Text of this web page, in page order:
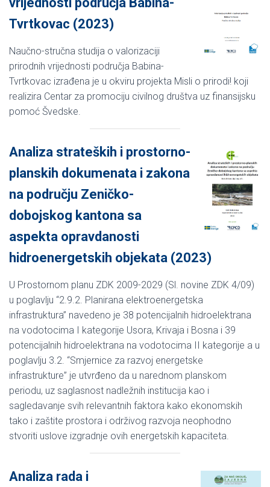
Tvrtkovac (2023)
Naučno-stručna studija o valorizaciji
prirodnih vrijednosti područja Babina-
Tvrtkovac izrađena je u okviru projekta Misli o prirodi! koji
realizira Centar za promociju civilnog društva uz finansijsku
pomoć Švedske.
Analiza strateških i prostorno-
planskih dokumenata i zakona
na području Zeničko-
dobojskog kantona sa
aspekta opravdanosti
hidroenergetskih objekata (2023)
U Prostornom planu ZDK 2009-2029 (Sl. novine ZDK 4/09)
u poglavlju “2.9.2. Planirana elektroenergetska
infrastruktura” navedeno je 38 potencijalnih hidroelektrana
na vodotocima I kategorije Usora, Krivaja i Bosna i 39
potencijalnih hidroelektrana na vodotocima II kategorije a u
poglavlju 3.2. “Smjernice za razvoj energetske
infrastrukture” je utvrđeno da u narednom planskom
periodu, uz saglasnost nadležnih institucija kao i
sagledavanje svih relevantnih faktora kako ekonomskih
tako i zaštite prostora i održivog razvoja neophodno
stvoriti uslove izgradnje ovih energetskih kapaciteta.
Analiza rada i